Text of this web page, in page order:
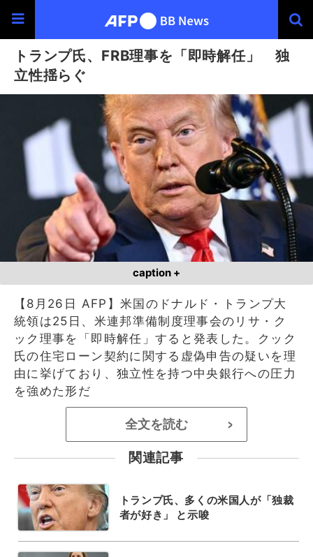
トランプ氏、FRB理事を「即時解任」 独
立性揺らぐ
caption +
【8月26日 AFP】米国のドナルド・トランプ大
統領は25日、米連邦準備制度理事会のリサ・ク
ック理事を「即時解任」すると発表した。クック
氏の住宅ローン契約に関する虚偽申告の疑いを理
由に挙げており、独立性を持つ中央銀行への圧力
を強めた形だ
全文を読む >
関連記事
トランプ氏、多くの米国人が「独裁
者が好き」 と示唆